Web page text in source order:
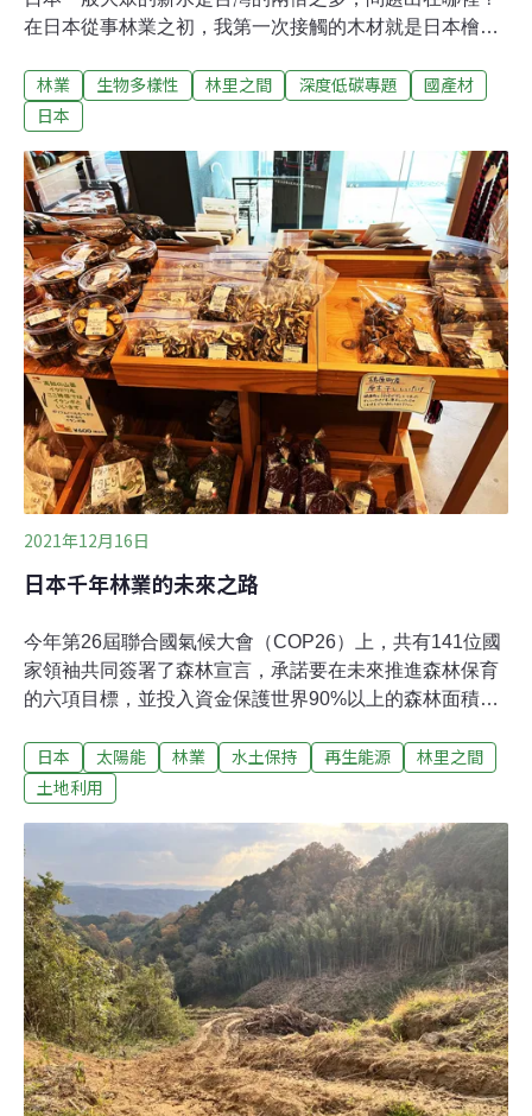
在日本從事林業之初，我第一次接觸的木材就是日本檜
入木材市場及跨國貿易的學習領域，希望將高知縣盛產的
木材銷售到台灣，讓台灣人也能使用到物美價廉的木材，
了解木材利用在台灣的怪象。木材是用來蓋房子，台灣人
卻當作做一次性灌漿模板2021年1月，一個下雪的清晨，
我搭三小時的火車前往高知縣最大的林業公司丸和林業，
與對方四國總負責人及諮商董事會談。期間對方表示，他
們三年前曾銷售原木至台灣，但現在已經不這麼做了。我
詢問終止出售至台灣的原因，是價格、品質或是供貨等問
題嗎？對方回答：「台灣木材商將可以蓋成建築物的高品
質原木，切割加工成水泥建築使用的灌漿模板，這是我們
沒辦法接受的，於是就中止銷售給台灣。」
林業 生物多樣性 林里之間 深度低碳專題
國產材
日本
2021年12月16日
日本千年林業的未來之路
今年第26屆聯合國氣候大會（COP26）上，共有141位國
家領袖共同簽署了森林宣言，承諾要在未來推進森林保育
的六項目標，並投入資金保護世界90%以上的森林面積。
也紛紛指出保護國內森林的重要性。這些國家的經濟、林
業及自然環境都相當不同，日本居於其中一員，也在
又將如何落實永續林業政策，或是否已經落實這些目標。
此次COP26氣候大會，依據日本智庫地球環境策略研究院
（Institute for Global Environmental Strategies，簡稱
IGES）的分析，共有四項亮點：1. 森林及土地利用有了明
確的定義英國首相強生及美國總統拜登表示，為因應氣候
變遷，森林及其他生態系的保護至關重要，除了替代化石
燃料使用，更換燃料來源為綠能外，還需恢復已被破壞的
生態。這兩位具有影響力的領袖所
日本 太陽能 林業 水土保持 再生能源
林里之間
土地利用